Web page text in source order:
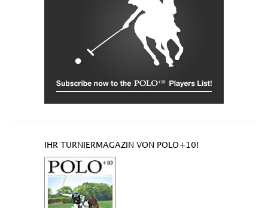
IHR TURNIERMAGAZIN VON POLO+10!